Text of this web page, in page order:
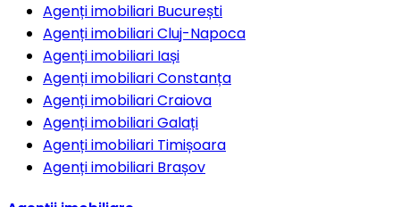
Agenți imobiliari București
Agenți imobiliariCluj-Napoca
Agenți imobiliari Iași
Agenți imobiliariConstanța
Agenți imobiliariCraiova
Agenți imobiliariGalați
Agenți imobiliari Timișoara
Agenți imobiliari Brașov